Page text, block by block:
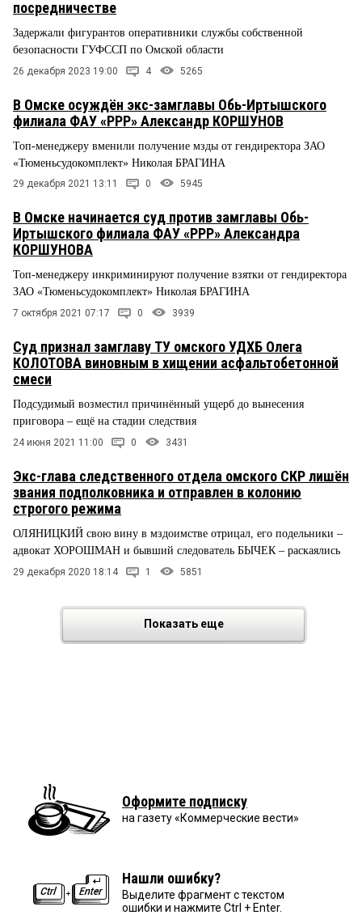
посредничестве
Задержали фигурантов оперативники службы собственной
безопасности ГУФССП по Омской области
26 декабря 2023 19:00 4 5265
В Омске осуждён экс-замглавы Обь-Иртышского
филиала ФАУ «РРР» Александр КОРШУНОВ
Топ-менеджеру вменили получение мзды от гендиректора ЗАО
«Тюменьсудокомплект» Николая БРАГИНА
29 декабря 2021 13:11 0 5945
В Омске начинается суд против замглавы Обь-
Иртышского филиала ФАУ «РРР» Александра
КОРШУНОВА
Топ-менеджеру инкриминируют получение взятки от гендиректора
ЗАО «Тюменьсудокомплект» Николая БРАГИНА
7 октября 2021 07:17 0 3939
Суд признал замглаву ТУ омского УДХБ Олега
КОЛОТОВА виновным в хищении асфальтобетонной
смеси
Подсудимый возместил причинённый ущерб до вынесения
приговора – ещё на стадии следствия
24 июня 2021 11:00 0 3431
Экс-глава следственного отдела омского СКР лишён
звания подполковника и отправлен в колонию
строгого режима
ОЛЯНИЦКИЙ свою вину в мздоимстве отрицал, его подельники –
адвокат ХОРОШМАН и бывший следователь БЫЧЕК – раскаялись
29 декабря 2020 18:14 1 5851
Показать еще
Оформите подписку
на газету «Коммерческие вести»
Нашли ошибку?
Выделите фрагмент с текстом
ошибки и нажмите Ctrl + Enter.